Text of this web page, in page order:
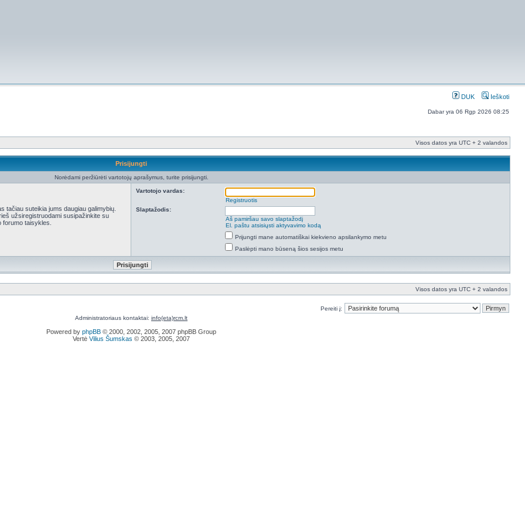
DUK Ieškoti
Dabar yra 06 Rgp 2026 08:25
Visos datos yra UTC + 2 valandos
Prisijungti
Norėdami peržiūrėti vartotojų aprašymus, turite prisijungti.
tačiau suteikia jums daugiau galimybių.
užsiregistruodami susipažinkite su
taisykles.
Vartotojo vardas:
Registruotis
Slaptažodis:
Aš pamiršau savo slaptažodį
El. paštu atsisiųsti aktyvavimo kodą
Prijungti mane automatiškai kiekvieno apsilankymo metu
Paslėpti mano būseną šios sesijos metu
Visos datos yra UTC + 2 valandos
Pereiti į:
Administratoriaus kontaktai: info(eta)rcm.lt
Powered by phpBB © 2000, 2002, 2005, 2007 phpBB Group
Vertė Vilius Šumskas © 2003, 2005, 2007